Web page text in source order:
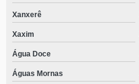
Xanxerê
Xaxim
Água Doce
Águas Mornas